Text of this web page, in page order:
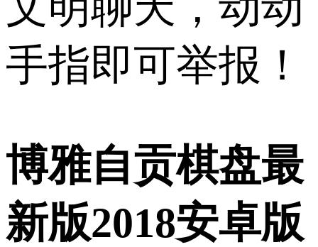
手指即可举报！
博雅自贡棋盘最
新版2018安卓版